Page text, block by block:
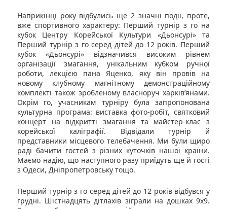
Наприкінці року відбулись ще 2 значні події, проте,
вже спортивного характеру: Перший турнір з го на
кубок Центру Корейської Культури «Дьонсурі» та
Перший турнір з го серед дітей до 12 років. Перший
кубок «Дьонсурі» відзначився високим рівнем
організації змагання, унікальним кубком ручної
роботи, лекцією пана Яценко, яку він провів на
новому клубному магнітному демонстраційному
комплекті також зробленому власноруч харків’янами.
Окрім го, учасникам турніру була запропонована
культурна програма: виставка фото-робіт, святковий
концерт на відкритті змагання та майстер-клас з
корейської каліграфії. Відвідали турнір й
представники місцевого телебачення. Ми були щиро
раді бачити гостей з різних куточків нашої країни.
Маємо надію, що наступного разу приїдуть ще й гості
з Одеси, Дніпропетровську тощо.
Перший турнір з го серед дітей до 12 років відбувся у
грудні. Шістнадцять дітлахів зіграли на дошках 9х9.